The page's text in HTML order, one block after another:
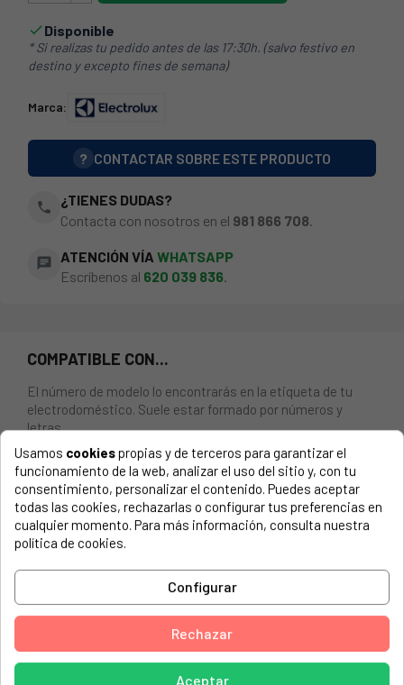
Disponible
* Si realizas tu pedido antes de las 17:30h. (salvo festivo en
destino y excepto fines de semana)
Marca:
? CONTACTAR SOBRE ESTE PRODUCTO
phone
¿TIENES DUDAS?
Contacta con nosotros en el 981 866 708
chat ATENCIÓN VÍA WHATSAPP
Escríbenos al 620 039 836.
COMPATIBLE CON...
El número de modelo lo encontrarás en la etiqueta de tu
electrodoméstico. Suele estar formado por números y
letras.
RESISTENCIA CALEFACTORA PARA LAVAVAJILLAS
ELECTROLUX. 1800W. 230V.
AEG, 911084013 01 -VISION FFB62400P
AEG, 911054009 04 F55412W0
AEG, 911054009 05 F55412W0
AEG, 91105400904 F55412W0
Usamos cookiespropias y de terceros para garantizar el
funcionamiento de la web, analizar el uso del sitio y, con tu
consentimiento, personalizar el contenido. Puedes aceptar
todas las cookies, rechazarlas o configurar tus preferencias en
cualquier momento. Para más información, consulta nuestra
política de cookies.
Configurar
Rechazar
Aceptar